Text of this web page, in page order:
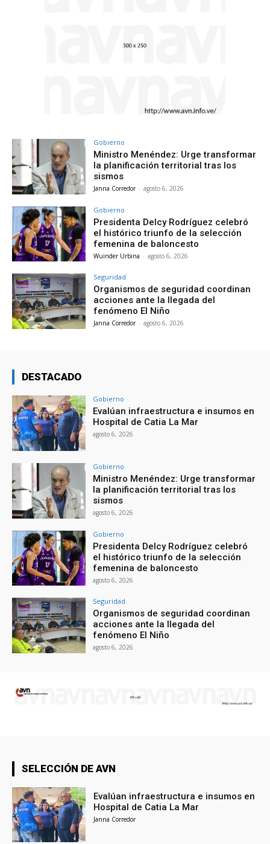
Gobierno
Ministro Menéndez: Urge transformar
la planificación territorial tras los
sismos
Janna Corredor - agosto 6, 2026
Gobierno
Presidenta Delcy Rodríguez celebró
el histórico triunfo de la selección
femenina de baloncesto
Wuinder Urbina - agosto 6, 2026
Seguridad
Organismos de seguridad coordinan
acciones ante la llegada del
fenómeno El Niño
Janna Corredor - agosto 6, 2026
DESTACADO
Gobierno
Evalúan infraestructura e insumos en
Hospital de Catia La Mar
agosto 6, 2026
Gobierno
Ministro Menéndez: Urge transformar
la planificación territorial tras los
sismos
agosto 6, 2026
Gobierno
Presidenta Delcy Rodríguez celebró
el histórico triunfo de la selección
femenina de baloncesto
agosto 6, 2026
Seguridad
Organismos de seguridad coordinan
acciones ante la llegada del
fenómeno El Niño
agosto 6, 2026
SELECCIÓN DE AVN
Evalúan infraestructura e insumos en
Hospital de Catia La Mar
Janna Corredor